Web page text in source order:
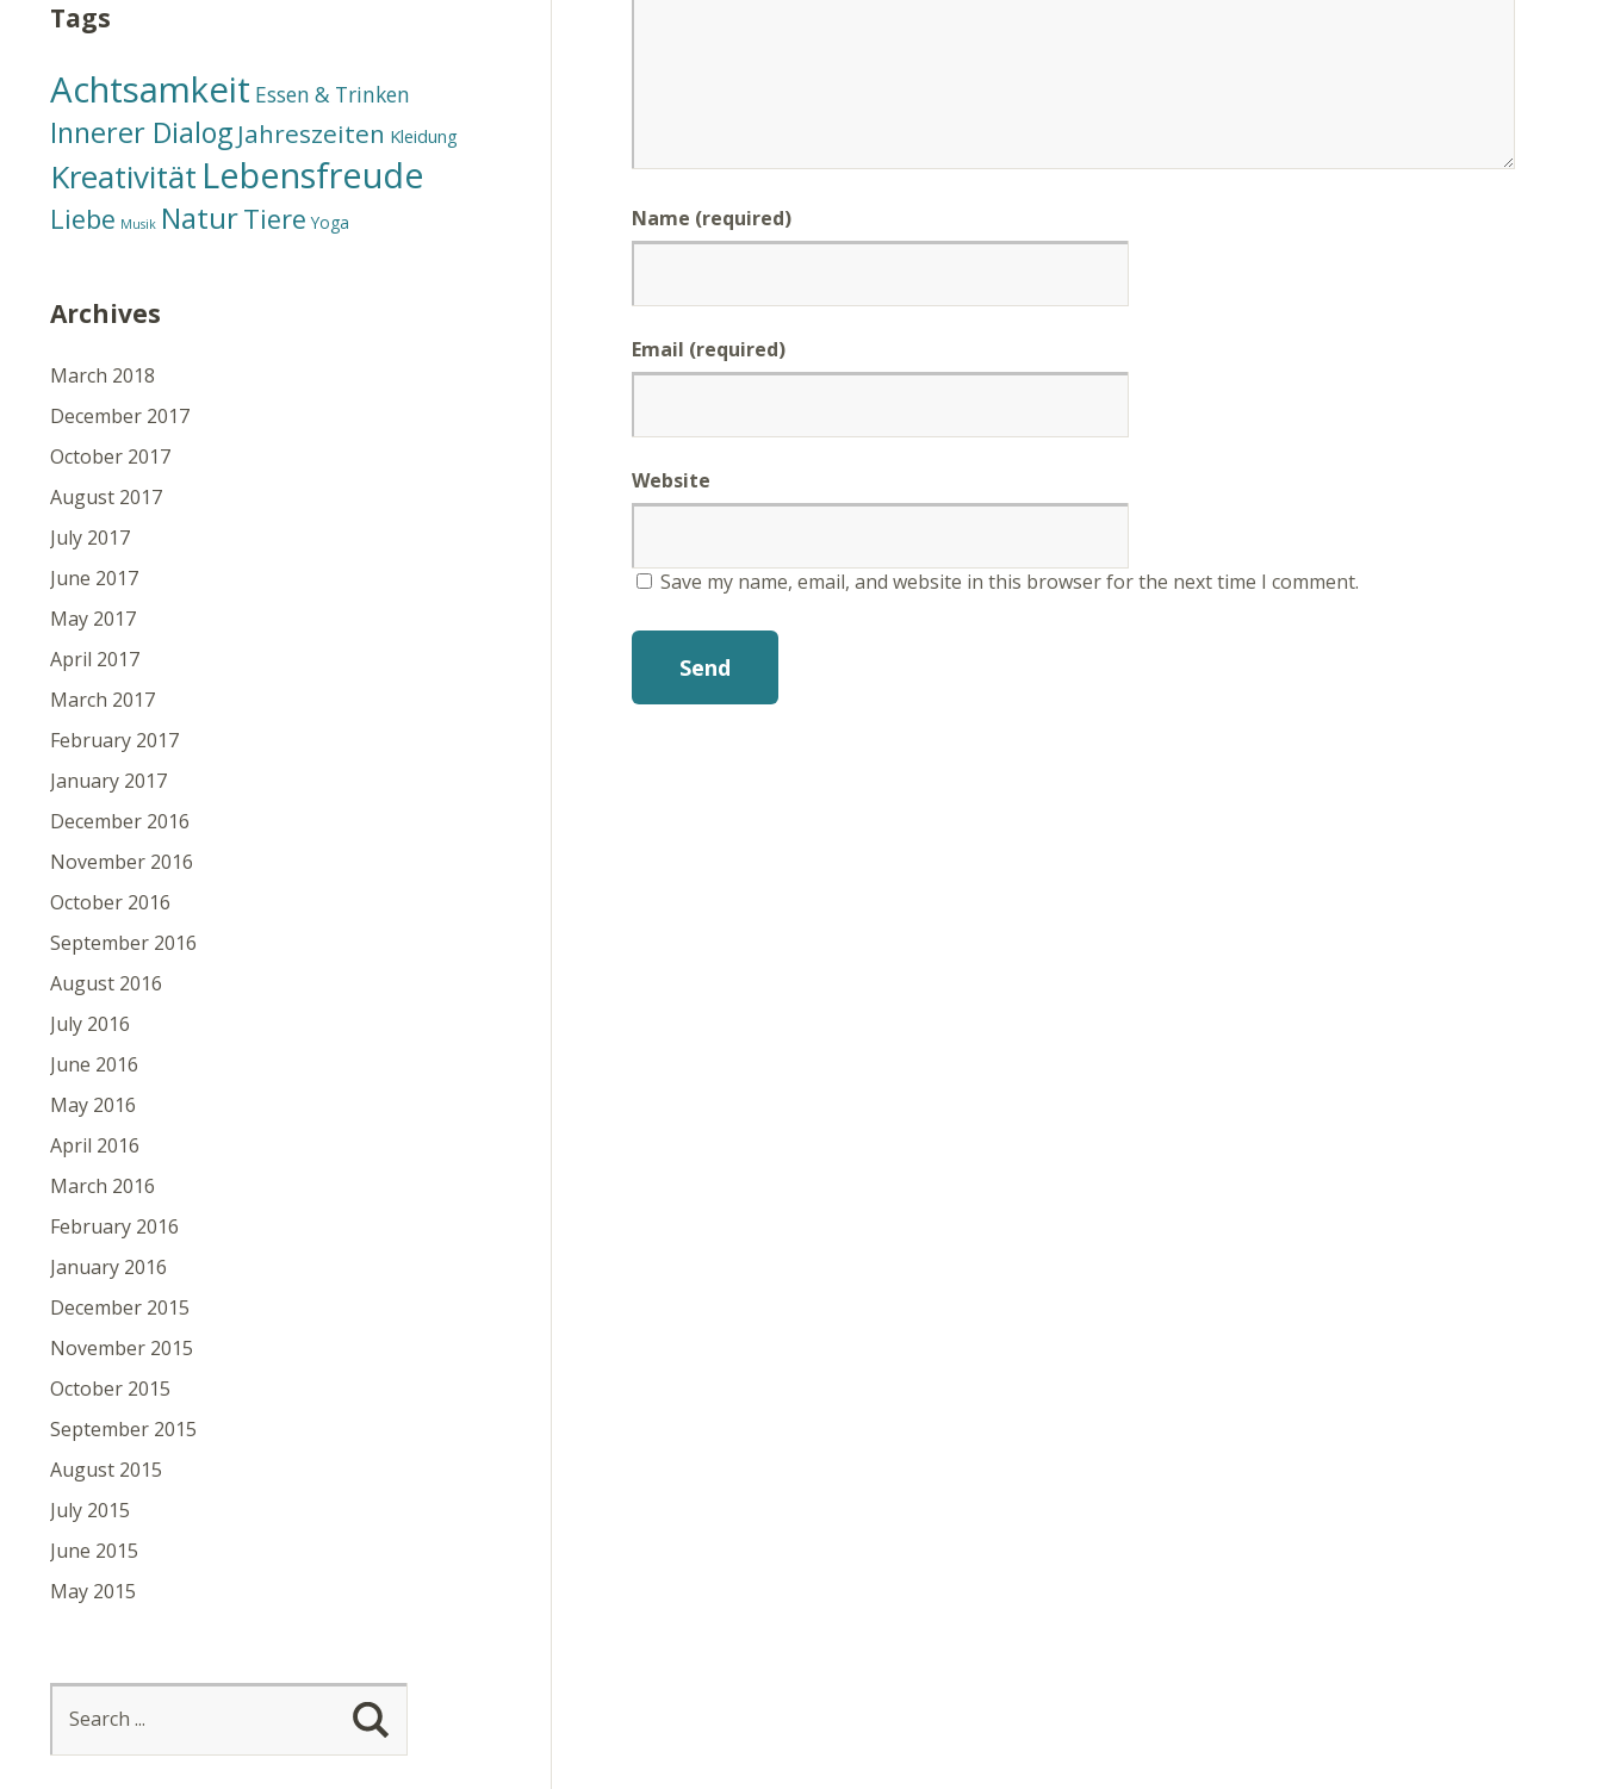
Name (required)
Email (required)
Website
Save my name, email, and website in this browser for the next time I comment.
Tags
Achtsamkeit Essen & Trinken
Innerer Dialog Jahreszeiten Kleidung
Kreativität Lebensfreude
Liebe Musik NaturTiere Yoga
Archives
March 2018
December 2017
October 2017
August 2017
July 2017
June 2017
May 2017
April 2017
March 2017
February 2017
January 2017
December 2016
November 2016
October 2016
September 2016
August 2016
July 2016
June 2016
May 2016
April 2016
March 2016
February 2016
January 2016
December 2015
November 2015
October 2015
September 2015
August 2015
July 2015
June 2015
May 2015